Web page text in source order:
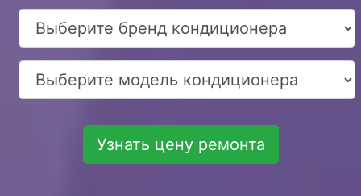
Узнать цену ремонта